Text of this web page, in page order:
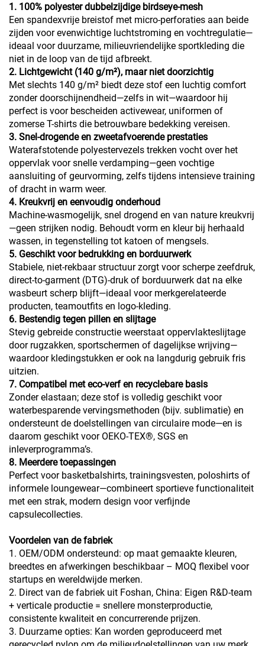
1. 100% polyester dubbelzijdige birdseye-mesh
Een spandexvrije breistof met micro-perforaties aan beide
zijden voor evenwichtige luchtstroming en vochtregulatie—
ideaal voor duurzame, milieuvriendelijke sportkleding die
niet in de loop van de tijd afbreekt.
2. Lichtgewicht (140 g/m²), maar niet doorzichtig
Met slechts 140 g/m² biedt deze stof een luchtig comfort
zonder doorschijnendheid—zelfs in wit—waardoor hij
perfect is voor bescheiden activewear, uniformen of
zomerse T-shirts die betrouwbare bedekking vereisen.
3. Snel-drogende en zweetafvoerende prestaties
Waterafstotende polyestervezels trekken vocht over het
oppervlak voor snelle verdamping—geen vochtige
aansluiting of geurvorming, zelfs tijdens intensieve training
of dracht in warm weer.
4. Kreukvrij en eenvoudig onderhoud
Machine-wasmogelijk, snel drogend en van nature kreukvrij
—geen strijken nodig. Behoudt vorm en kleur bij herhaald
wassen, in tegenstelling tot katoen of mengsels.
5. Geschikt voor bedrukking en borduurwerk
Stabiele, niet-rekbaar structuur zorgt voor scherpe zeefdruk,
direct-to-garment (DTG)-druk of borduurwerk dat na elke
wasbeurt scherp blijft—ideaal voor merkgerelateerde
producten, teamoutfits en logo-kleding.
6. Bestendig tegen pillen en slijtage
Stevig gebreide constructie weerstaat oppervlakteslijtage
door rugzakken, sportschermen of dagelijkse wrijving—
waardoor kledingstukken er ook na langdurig gebruik fris
uitzien.
7. Compatibel met eco-verf en recyclebare basis
Zonder elastaan; deze stof is volledig geschikt voor
waterbesparende vervingsmethoden (bijv. sublimatie) en
ondersteunt de doelstellingen van circulaire mode—en is
daarom geschikt voor OEKO-TEX®, SGS en
inleverprogramma’s.
8. Meerdere toepassingen
Perfect voor basketbalshirts, trainingsvesten, poloshirts of
informele loungewear—combineert sportieve functionaliteit
met een strak, modern design voor verfijnde
capsulecollecties.
Voordelen van de fabriek
1. OEM/ODM ondersteund: op maat gemaakte kleuren,
breedtes en afwerkingen beschikbaar – MOQ flexibel voor
startups en wereldwijde merken.
2. Direct van de fabriek uit Foshan, China: Eigen R&D-team
+ verticale productie = snellere monsterproductie,
consistente kwaliteit en concurrerende prijzen.
3. Duurzame opties: Kan worden geproduceerd met